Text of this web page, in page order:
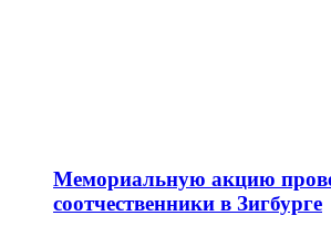
Мемориальную акцию
соотчественники в Зигбурге